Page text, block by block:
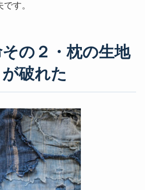
す。
の２・枕の生地
が破れた